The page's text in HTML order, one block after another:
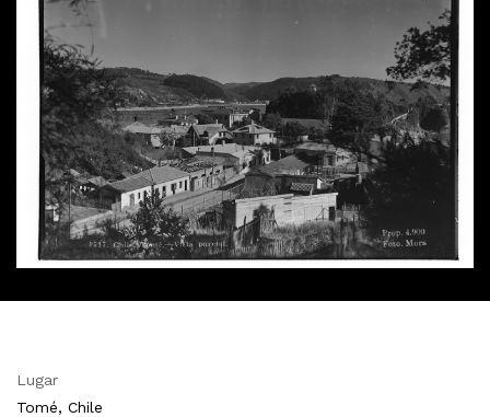
Lugar
Tomé, Chile